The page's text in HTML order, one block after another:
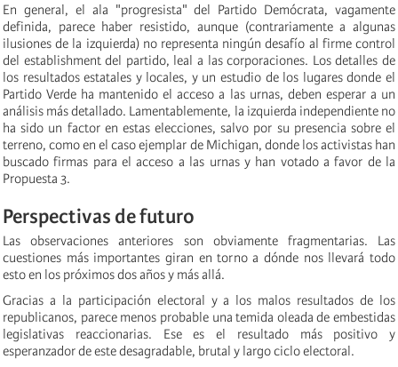
En general, el ala "progresista" del Partido Demócrata, vagamente
definida, parece haber resistido, aunque (contrariamente a algunas
ilusiones de la izquierda) no representa ningún desafío al firme control
del establishment del partido, leal a las corporaciones. Los detalles de
los resultados estatales y locales, y un estudio de los lugares donde el
Partido Verde ha mantenido el acceso a las urnas, deben esperar a un
análisis más detallado. Lamentablemente, la izquierda independiente no
ha sido un factor en estas elecciones, salvo por su presencia sobre el
terreno, como en el caso ejemplar de Michigan, donde los activistas han
buscado firmas para el acceso a las urnas y han votado a favor de la
Propuesta 3.
Perspectivas de futuro
Las observaciones anteriores son obviamente fragmentarias. Las
cuestiones más importantes giran en torno a dónde nos llevará todo
esto en los próximos dos años y más allá.
Gracias a la participación electoral y a los malos resultados de los
republicanos, parece menos probable una temida oleada de embestidas
legislativas reaccionarias. Ese es el resultado más positivo y
esperanzador de este desagradable, brutal y largo ciclo electoral.